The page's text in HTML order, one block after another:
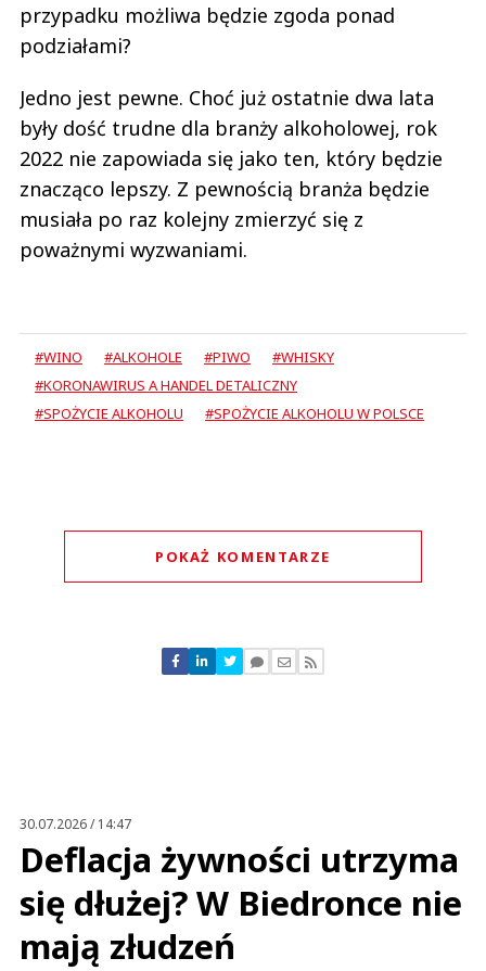
przypadku możliwa będzie zgoda ponad
podziałami?
Jedno jest pewne. Choć już ostatnie dwa lata
były dość trudne dla branży alkoholowej, rok
2022 nie zapowiada się jako ten, który będzie
znacząco lepszy. Z pewnością branża będzie
musiała po raz kolejny zmierzyć się z
poważnymi wyzwaniami.
#WINO #ALKOHOLE #PIWO
#WHISKY
#KORONAWIRUS A HANDEL DETALICZNY
#SPOŻYCIE ALKOHOLU
#SPOŻYCIE ALKOHOLU W POLSCE
POKAŻ KOMENTARZE
Nie znaleziono komentarzy
Zostaw swoje komentarze
30.07.2026 / 14:47
Deflacja żywności utrzyma
się dłużej? W Biedronce nie
mają złudzeń